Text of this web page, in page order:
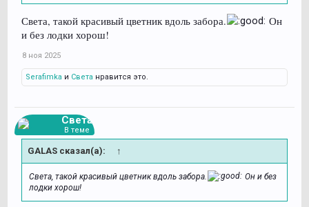
Света, такой красивый цветник вдоль забора.
Он
и без лодки хорош!
8 ноя 2025
Serafimka и Света нравится это.
Света
В теме
GALAS сказал(а): ↑
Света, такой красивый цветник вдоль забора.
Он и без
лодки хорош!